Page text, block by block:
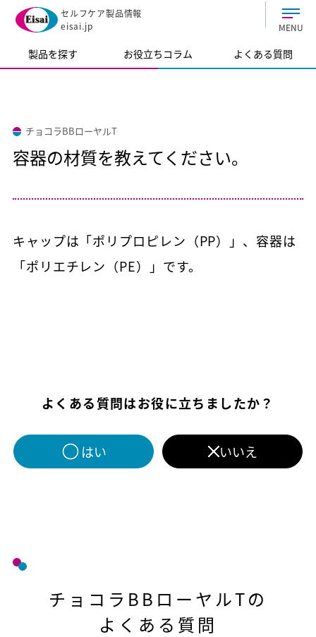
セルフケア製品情報
eisai.jp
MENU
製品を探す お役立ちコラム よくある質問
チョコラBBローヤルT
容器の材質を教えてください。
キャップは「ポリプロピレン（PP）」、容器は
「ポリエチレン（PE）」です。
よくある質問はお役に立ちましたか？
はい いいえ
チョコラBBローヤルTの
よくある質問